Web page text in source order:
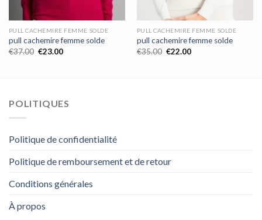
PULL CACHEMIRE FEMME SOLDE
pull cachemire femme solde
€37.00 €23.00
PULL CACHEMIRE FEMME SOLDE
pull cachemire femme solde
€35.00 €22.00
POLITIQUES
Politique de confidentialité
Politique de remboursement et de retour
Conditions générales
À propos